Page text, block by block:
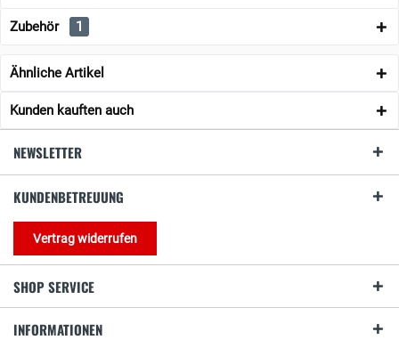
Zubehör 1
Ähnliche Artikel
Kunden kauften auch
NEWSLETTER
KUNDENBETREUUNG
Vertrag widerrufen
SHOP SERVICE
INFORMATIONEN